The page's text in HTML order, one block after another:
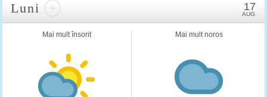
Luni + 17
AUG.
Mai mult însorit Mai mult noros